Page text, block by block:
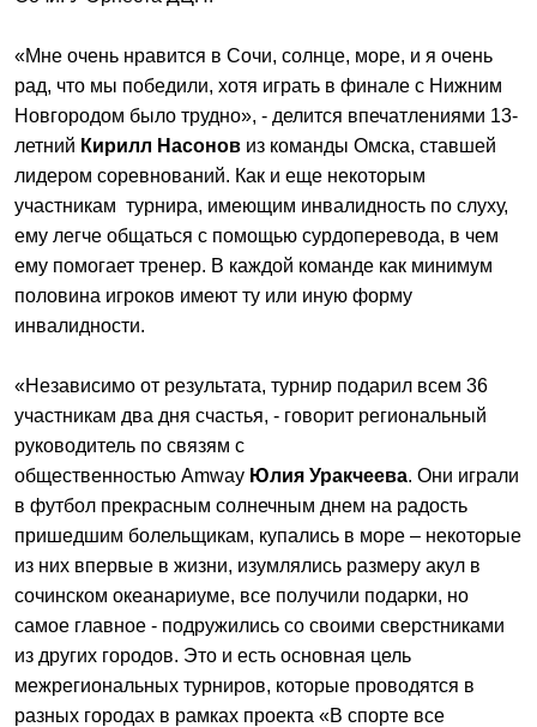
«Мне очень нравится в Сочи, солнце, море, и я очень
рад, что мы победили, хотя играть в финале с Нижним
Новгородом было трудно», - делится впечатлениями 13-
летний Кирилл Насонов из команды Омска, ставшей
лидером соревнований. Как и еще некоторым
участникам турнира, имеющим инвалидность по слуху,
ему легче общаться с помощью сурдоперевода, в чем
ему помогает тренер. В каждой команде как минимум
половина игроков имеют ту или иную форму
инвалидности.
«Независимо от результата, турнир подарил всем 36
участникам два дня счастья, - говорит региональный
руководитель по связям с
общественностью Amway Юлия Уракчеева. Они играли
в футбол прекрасным солнечным днем на радость
пришедшим болельщикам, купались в море – некоторые
из них впервые в жизни, изумлялись размеру акул в
сочинском океанариуме, все получили подарки, но
самое главное - подружились со своими сверстниками
из других городов. Это и есть основная цель
межрегиональных турниров, которые проводятся в
разных городах в рамках проекта «В спорте все